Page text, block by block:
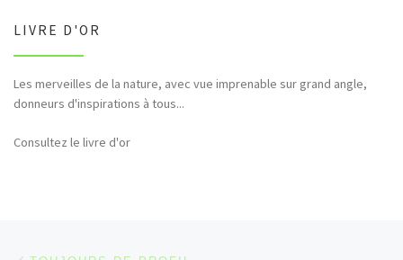
LIVRE D'OR
Les merveilles de la nature, avec vue imprenable sur grand angle,
donneurs d'inspirations à tous...
Bonjour et merci pour tous ces hommages rendus à la nature (faune,
flore,etc...)
Consultez le livre d'or